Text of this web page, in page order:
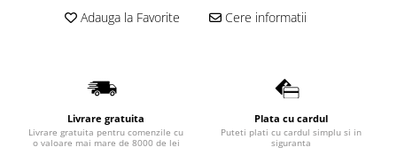
Clapete de actionare WC
Lavoare freestanding
Lavoare pe blat
Lavoare sub blat
Adauga la Favorite Cere informatii
Livrare gratuita
Livrare gratuita pentru comenzile cu
o valoare mai mare de 8000 de lei
Plata cu cardul
Puteti plati cu cardul simplu si in
siguranta